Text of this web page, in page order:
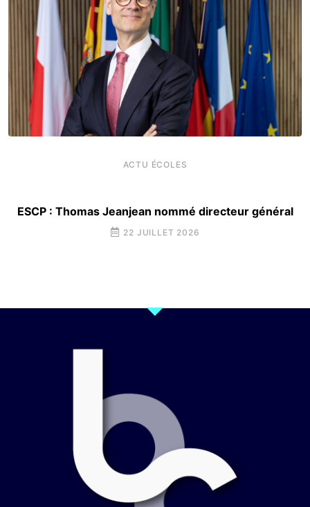
ACTU ÉCOLES
ESCP : Thomas Jeanjean nommé directeur général
22 JUILLET 2026